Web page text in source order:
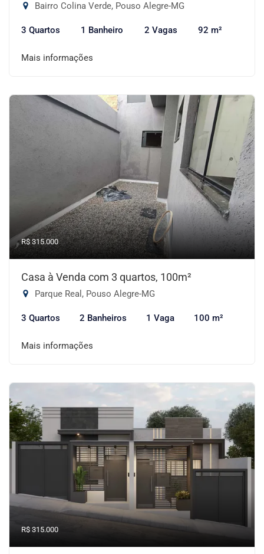
Bairro Colina Verde, Pouso Alegre-MG
3 Quartos 1 Banheiro 2 Vagas 92 m²
Mais informações
R$ 315.000
Casa à Venda com 3 quartos, 100m²
Parque Real, Pouso Alegre-MG
3 Quartos 2 Banheiros 1 Vaga 100 m²
Mais informações
R$ 315.000